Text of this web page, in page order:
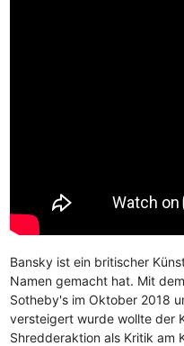
Bansky ist ein britischer
Namen gemacht hat. Mit
Sotheby's im Oktober 2018
versteigert wurde wollte der
Shredderaktion als Kritik am